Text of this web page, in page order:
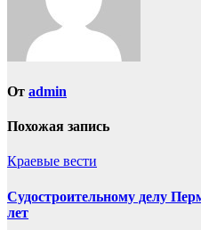
От admin
Похожая запись
Краевые вести
Судостроительному делу
лет